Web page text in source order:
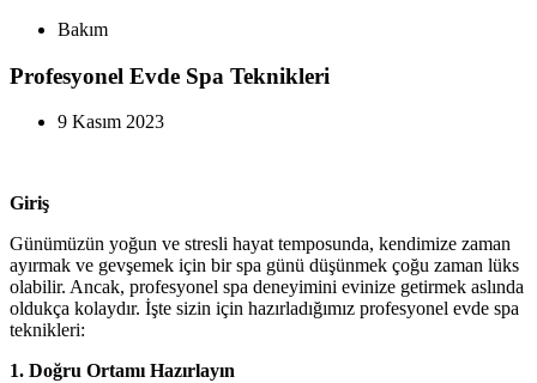
Bakım
Profesyonel Evde Spa Teknikleri
9 Kasım 2023
Giriş
Günümüzün yoğun ve stresli hayat temposunda, kendimize zaman
ayırmak ve gevşemek için bir spa günü düşünmek çoğu zaman lüks
olabilir. Ancak, profesyonel spa deneyimini evinize getirmek aslında
oldukça kolaydır. İşte sizin için hazırladığımız profesyonel evde spa
teknikleri:
1. Doğru Ortamı Hazırlayın